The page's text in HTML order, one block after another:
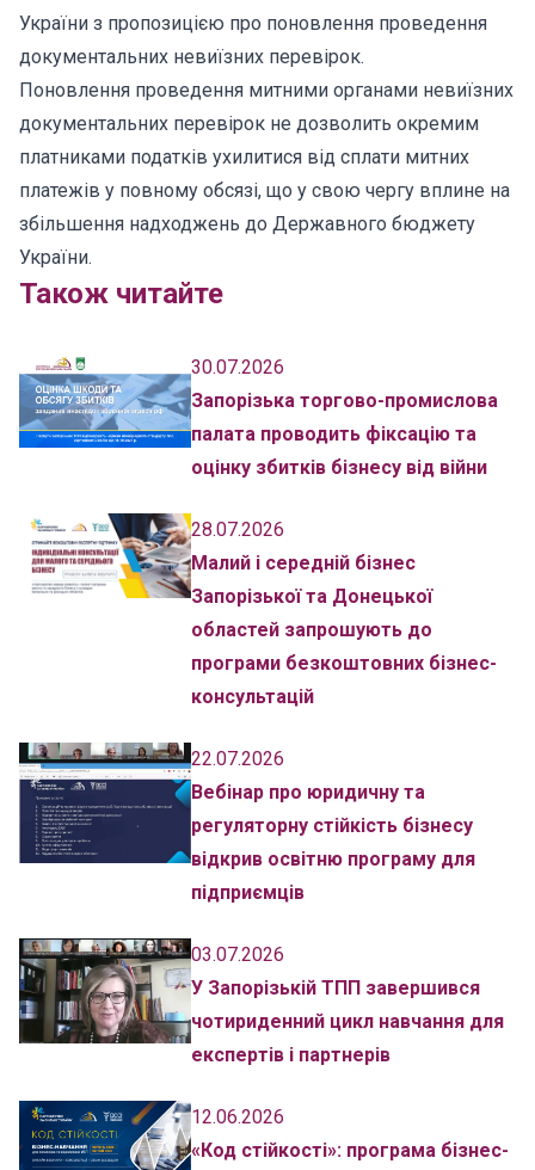
України з пропозицією про поновлення проведення
документальних невиїзних перевірок.
Поновлення проведення митними органами невиїзних
документальних перевірок не дозволить окремим
платниками податків ухилитися від сплати митних
платежів у повному обсязі, що у свою чергу вплине на
збільшення надходжень до Державного бюджету
України.
Також читайте
30.07.2026
Запорізька торгово-промислова
палата проводить фіксацію та
оцінку збитків бізнесу від війни
28.07.2026
Малий і середній бізнес
Запорізької та Донецької
областей запрошують до
програми безкоштовних бізнес-
консультацій
22.07.2026
Вебінар про юридичну та
регуляторну стійкість бізнесу
відкрив освітню програму для
підприємців
03.07.2026
У Запорізькій ТПП завершився
чотириденний цикл навчання для
експертів і партнерів
12.06.2026
«Код стійкості»: програма бізнес-